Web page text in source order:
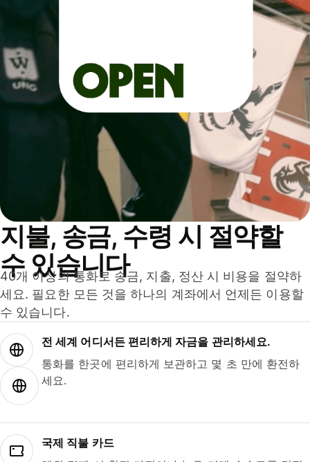
지불, 송금, 수령 시 절약할
수 있습니다
40개 이상의 통화로 송금, 지출, 정산 시 비용을 절약하
세요. 필요한 모든 것을 하나의 계좌에서 언제든 이용할
수 있습니다.
전 세계 어디서든 편리하게 자금을 관리하세요.
통화를 한곳에 편리하게 보관하고 몇 초 만에 환전하
세요.
국제 직불 카드